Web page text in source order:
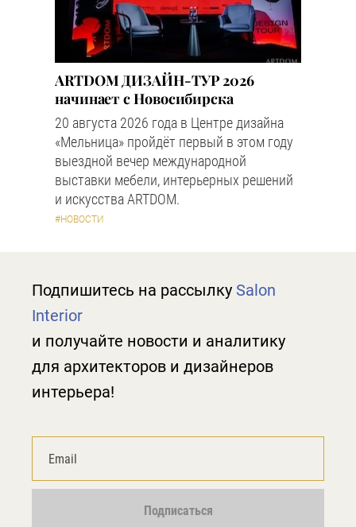
ARTDOM ДИЗАЙН-ТУР 2026
начинает с Новосибирска
20 августа 2026 года в Центре дизайна
«Мельница» пройдёт первый в этом году
выездной вечер международной
выставки мебели, интерьерных решений
и искусства ARTDOM.
#НОВОСТИ
Подпишитесь на рассылку Salon
Interior
и получайте новости и аналитику
для архитекторов и дизайнеров
интерьера!
Подписаться